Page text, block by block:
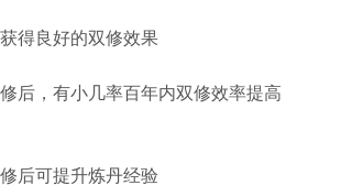
得良好的双修效果
后，有小几率百年内双修效率提高
后可提升炼丹经验